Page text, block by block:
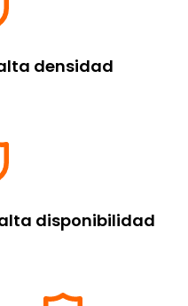
densidad
disponibilidad